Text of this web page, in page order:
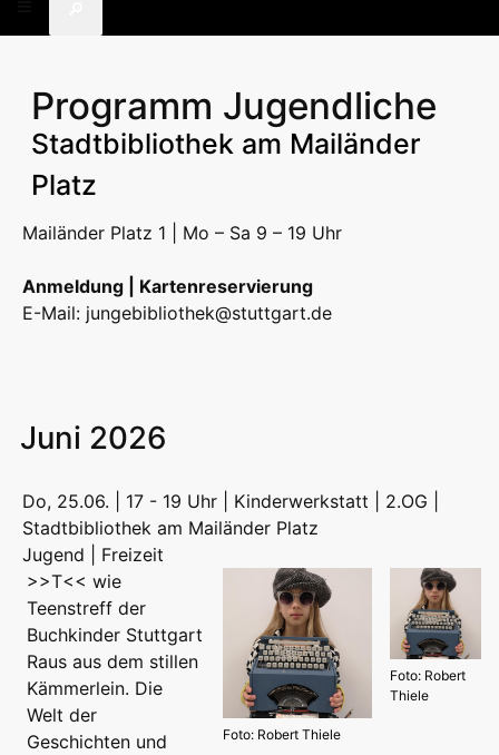
Programm Jugendliche
Stadtbibliothek am Mailänder
Platz
Mailänder Platz 1 | Mo – Sa 9 – 19 Uhr
Anmeldung | Kartenreservierung
E-Mail: jungebibliothek@stuttgart.de
Juni 2026
Do, 25.06. | 17 - 19 Uhr | Kinderwerkstatt | 2.OG |
Stadtbibliothek am Mailänder Platz
Jugend | Freizeit
Foto: Robert
Thiele
Foto: Robert Thiele
>>T<< wie
Teenstreff der
Buchkinder Stuttgart
Raus aus dem stillen
Kämmerlein. Die
Welt der
Geschichten und